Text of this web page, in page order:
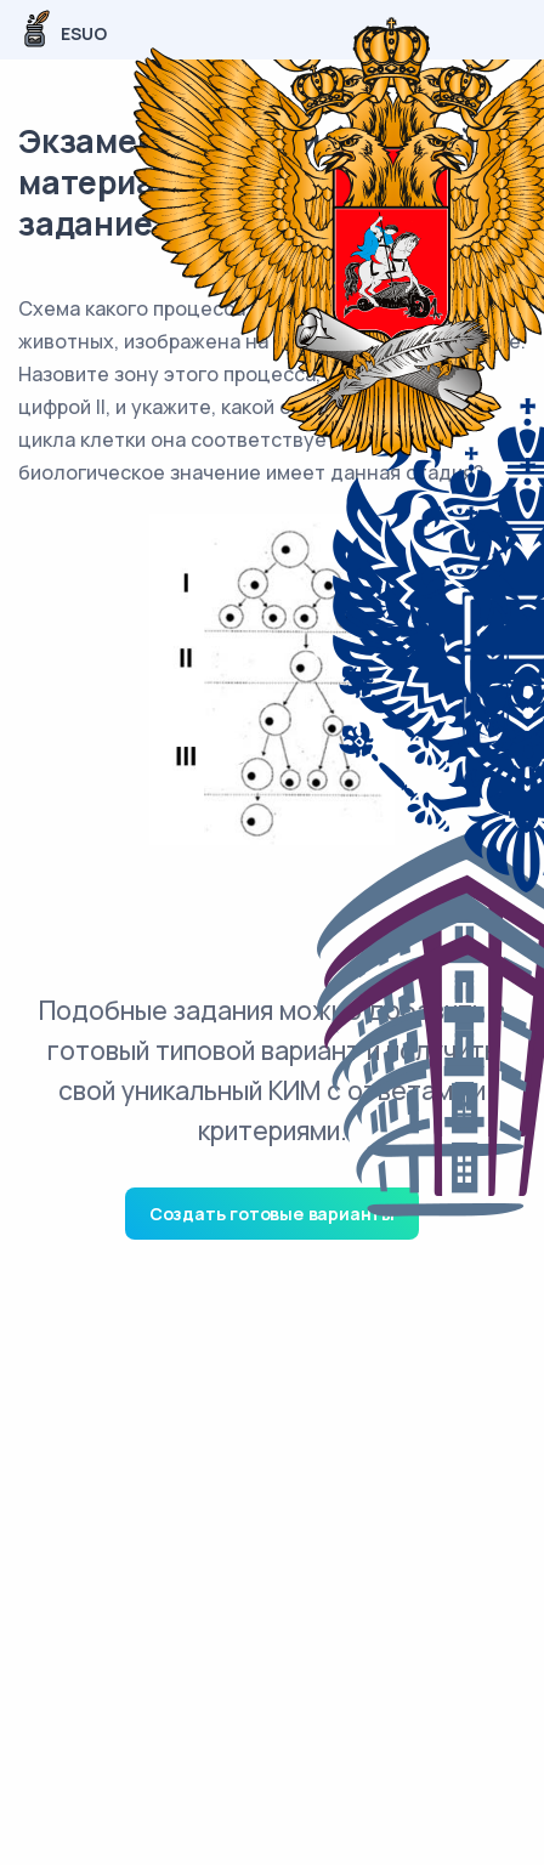
ESUO
Экзаменационный (типовой)
материал ЕГЭ / Биология / 25
задание / 44
Схема какого процесса, происходящего у
животных, изображена на рисунке? Ответ поясните.
Назовите зону этого процесса, обозначенную
цифрой II, и укажите, какой стадии жизненного
цикла клетки она соответствует. Какое
биологическое значение имеет данная стадия?
Подобные задания можно добавить в
готовый типовой вариант и получить
свой уникальный КИМ с ответами и
критериями.
Создать готовые варианты